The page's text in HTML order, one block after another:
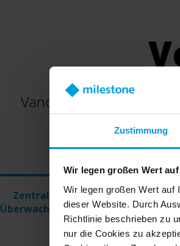
Zustimmung
Wir legen großen Wert
Wir legen großen Wert
dieser Website. Durch
Richtlinie beschrieben zu
nur die Cookies zu
Vandalismus kann viele
anpassen.
Zentrale
Überwachung
Erkennungs-